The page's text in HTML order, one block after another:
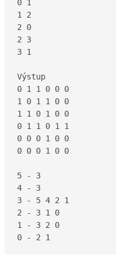
0 1
1 2
2 0
2 3
3 1
Výstup
0 1 1 0 0 0
1 0 1 1 0 0
1 1 0 1 0 0
0 1 1 0 1 1
0 0 0 1 0 0
0 0 0 1 0 0
5 - 3
4 - 3
3 - 5 4 2 1
2 - 3 1 0
1 - 3 2 0
0 - 2 1